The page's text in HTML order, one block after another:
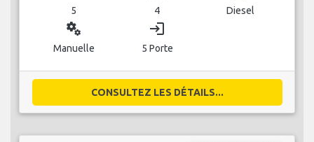
5 4 Diesel
miscellaneous_services
Manuelle
login
5 Porte
CONSULTEZ LES DÉTAILS...